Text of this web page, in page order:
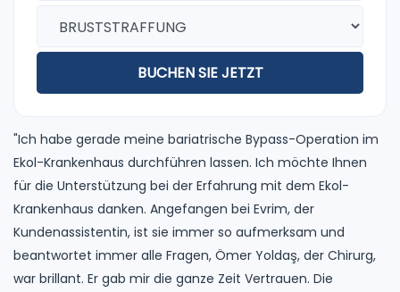
BUCHEN SIE JETZT
"Ich habe gerade meine bariatrische Bypass-Operation im
Ekol-Krankenhaus durchführen lassen. Ich möchte Ihnen
für die Unterstützung bei der Erfahrung mit dem Ekol-
Krankenhaus danken. Angefangen bei Evrim, der
Kundenassistentin, ist sie immer so aufmerksam und
beantwortet immer alle Fragen, Ömer Yoldaş, der Chirurg,
war brillant. Er gab mir die ganze Zeit Vertrauen. Die